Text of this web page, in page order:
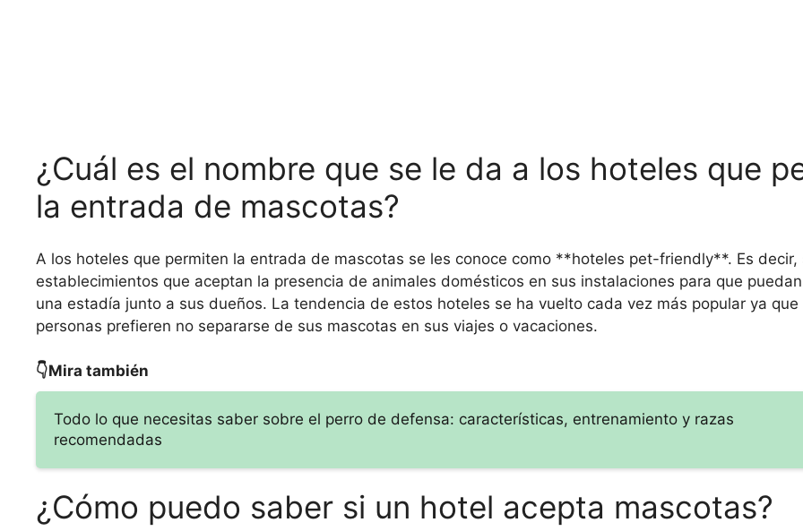
¿Cuál es el nombre que se le da a los hoteles que
la entrada de mascotas?
A los hoteles que permiten la entrada de mascotas se les conoce como **hoteles pet-friendly**. Es decir,
establecimientos que aceptan la presencia de animales domésticos en sus instalaciones para que
una estadía junto a sus dueños. La tendencia de estos hoteles se ha vuelto cada vez más popular ya que
personas prefieren no separarse de sus mascotas en sus viajes o vacaciones.
👇Mira también
Todo lo que necesitas saber sobre el perro de defensa: características, entrenamiento y razas
recomendadas
¿Cómo puedo saber si un hotel acepta mascotas?